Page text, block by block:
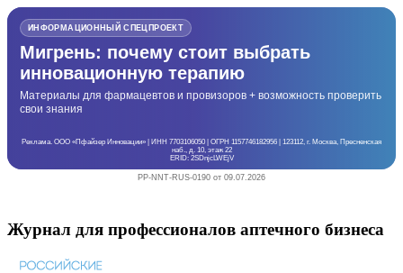
ИНФОРМАЦИОННЫЙ СПЕЦПРОЕКТ
Мигрень: почему стоит выбрать
инновационную терапию
Материалы для фармацевтов и провизоров + возможность проверить
свои знания
Реклама. ООО «Пфайзер Инновации» | ИНН 7703106050 | ОГРН 1157746182956 | 123112, г. Москва, Пресненская
наб., д. 10, этаж 22
ERID: 2SDnjcLWEjV
PP-NNT-RUS-0190 от 09.07.2026
Журнал для профессионалов аптечного бизнеса